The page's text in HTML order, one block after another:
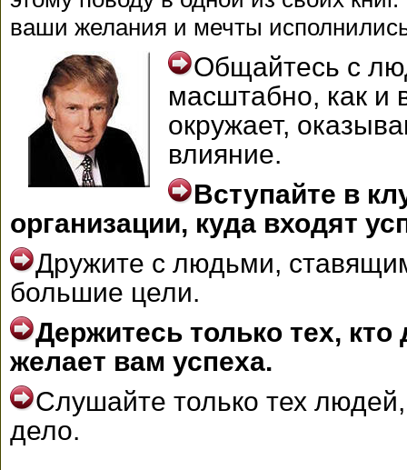
ваши желания и мечты
Общайтесь с
масштабно, как и
окружает,
влияние.
Вступайте в
организации, куда входят
Дружите с людьми,
большие цели.
Держитесь только тех, кто
желает вам успеха.
Слушайте только тех людей,
дело.